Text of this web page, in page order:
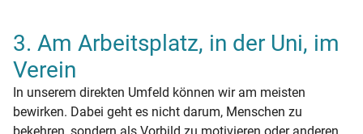
3. Am Arbeitsplatz, in der Uni, im
Verein
In unserem direkten Umfeld können wir am meisten
bewirken. Dabei geht es nicht darum, Menschen zu